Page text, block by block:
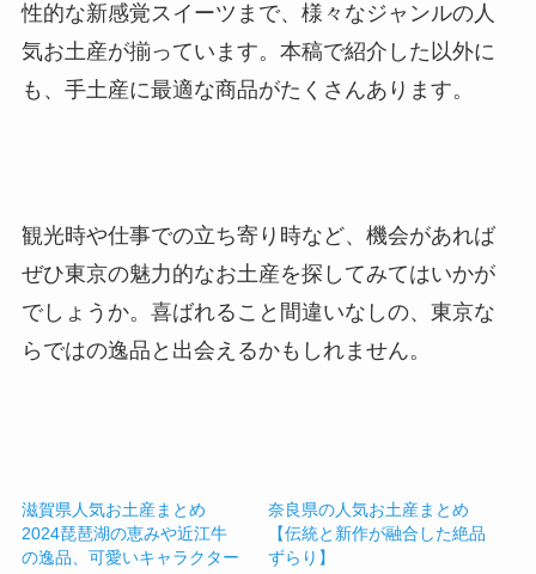
性的な新感覚スイーツまで、様々なジャンルの人
気お土産が揃っています。本稿で紹介した以外に
も、手土産に最適な商品がたくさんあります。
観光時や仕事での立ち寄り時など、機会があれば
ぜひ東京の魅力的なお土産を探してみてはいかが
でしょうか。喜ばれること間違いなしの、東京な
らではの逸品と出会えるかもしれません。
滋賀県人気お土産まとめ
2024琵琶湖の恵みや近江牛
の逸品、可愛いキャラクター
奈良県の人気お土産まとめ
【伝統と新作が融合した絶品
ずらり】